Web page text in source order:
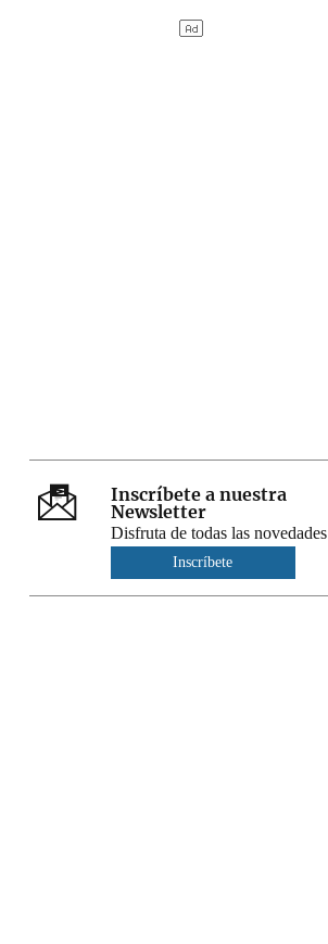
Inscríbete a nuestra
Newsletter
Disfruta de todas las novedades
Inscríbete